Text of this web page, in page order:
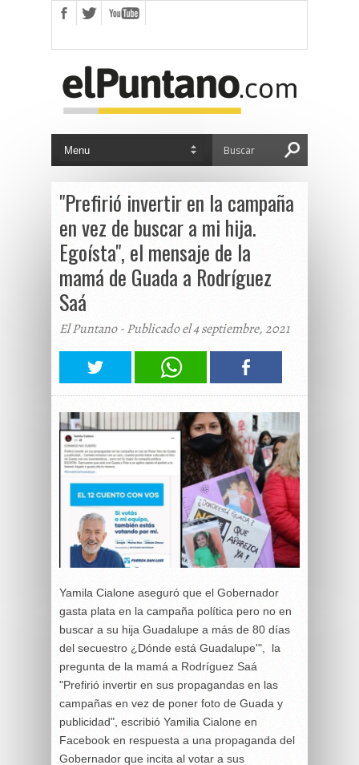
"Prefirió invertir en la campaña
en vez de buscar a mi hija.
Egoísta", el mensaje de la
mamá de Guada a Rodríguez
Saá
El Puntano - Publicado el 4 septiembre, 2021
Yamila Cialone aseguró que el Gobernador
gasta plata en la campaña política pero no en
buscar a su hija Guadalupe a más de 80 días
del secuestro ¿Dónde está Guadalupe'", la
pregunta de la mamá a Rodríguez Saá
"Prefirió invertir en sus propagandas en las
campañas en vez de poner foto de Guada y
publicidad", escribió Yamilia Cialone en
Facebook en respuesta a una propaganda del
Gobernador que incita al votar a sus